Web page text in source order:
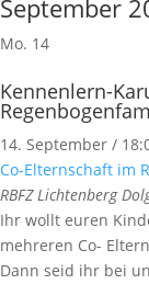
September
Mo. 14
Kennenlern-
14. September /
Co-Elternschaft im
RBFZ Lichtenberg
Ihr wollt euren
mehreren Co-
Dann seid ihr bei